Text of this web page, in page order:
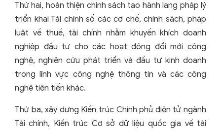
Thứ hai, hoàn thiện chính sách tạo hành lang pháp lý
triển khai Tài chính số các cơ chế, chính sách, pháp
luật về thuế, tài chính nhằm khuyến khích doanh
nghiệp đầu tư cho các hoạt động đổi mới công
nghệ, nghiên cứu phát triển và đầu tư kinh doanh
trong lĩnh vực công nghệ thông tin và các công
nghệ tiên tiến khác.
Thứ ba, xây dựng Kiến trúc Chính phủ điện tử ngành
Tài chính, Kiến trúc Cơ sở dữ liệu quốc gia về tài